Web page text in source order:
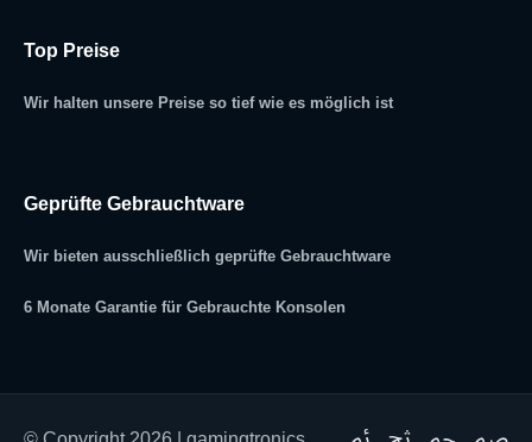
Top Preise
Wir halten unsere Preise so tief wie es möglich ist
Geprüfte Gebrauchtware
Wir bieten ausschließlich geprüfte Gebrauchtware
6 Monate Garantie für Gebrauchte Konsolen